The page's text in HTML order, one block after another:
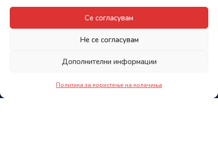
Се согласувам
Не се согласувам
Дополнителни информации
Политика за користење на колачиња